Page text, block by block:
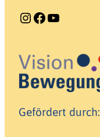
Instagram Facebook YouTube
Gefördert durch: